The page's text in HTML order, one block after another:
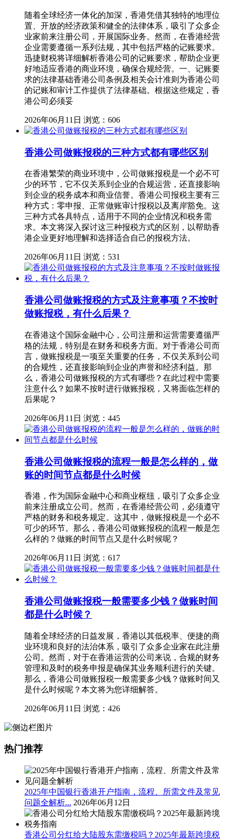
随着全球经济一体化的加深，香港凭借其独特的地理位
置、开放的经济政策和健全的法律体系，吸引了众多企
业家前来注册公司，开展国际业务。然而，在香港经营
企业需要遵循一系列法规，其中包括严格的记账要求。
迅捷财税将详细解析香港公司的记账要求，帮助企业更
好地适应香港的商业环境，确保合规经营。一、记账要
求的法律基础香港公司条例及相关会计准则为香港公司
的记账和审计工作提供了法律基础。根据这些规定，香
港公司必须妥
2026年06月11日 浏览：606
香港公司做账报税的三种方式都有哪些区别
在香港繁荣的商业环境中，公司做账报税是一个必不可
少的环节，它不仅关系到企业的合规运营，还直接影响
到企业的税务成本和商业信誉。香港公司报税主要有三
种方式：零申报、正常做账审计报税以及离岸豁免。这
三种方式各具特点，适用于不同的企业情况和税务需
求。本文将深入探讨这三种报税方式的区别，以帮助香
港企业更好地理解和选择适合自己的报税方法。
2026年06月11日 浏览：531
香港公司做账报税的方式及注意事项？不按时
做账报税，有什么后果？
在香港这个国际金融中心，公司注册和运营需要遵循严
格的法规，特别是在财务和税务方面。对于香港公司而
言，做账报税是一项至关重要的任务，不仅关系到公司
的合规性，还直接影响到企业的声誉和经济利益。那
么，香港公司做账报税的方式有哪些？在此过程中需要
注意什么？如果不按时进行做账报税，又将面临怎样的
后果呢？
2026年06月11日 浏览：445
香港公司做账报税的流程一般是怎么样的，做
账的时间节点都是什么时候
香港，作为国际金融中心和商业枢纽，吸引了众多企业
前来注册成立公司。然而，在香港经营公司，必须遵守
严格的财务和税务规定。这其中，做账报税是一个必不
可少的环节。那么，香港公司做账报税的流程一般是怎
么样的？做账的时间节点又是什么时候呢？
2026年06月11日 浏览：617
香港公司做账报税一般需要多少钱？做账时间
都是什么时候？
随着全球经济的日益发展，香港以其低税率、便捷的商
业环境和良好的法治体系，吸引了众多企业家在此注册
公司。然而，对于在香港运营的公司来说，合规的财务
管理和及时的税务申报是确保其业务顺利进行的关键。
那么，香港公司做账报税一般需要多少钱？做账时间又
是什么时候呢？本文将为您详细解答。
2026年06月11日 浏览：426
热门推荐
2025年中国银行香港开户指南，流程、所需文件及常见
问题全解析... 2026年06月12日
香港公司分红给大陆股东需缴税吗？2025年最新跨境税